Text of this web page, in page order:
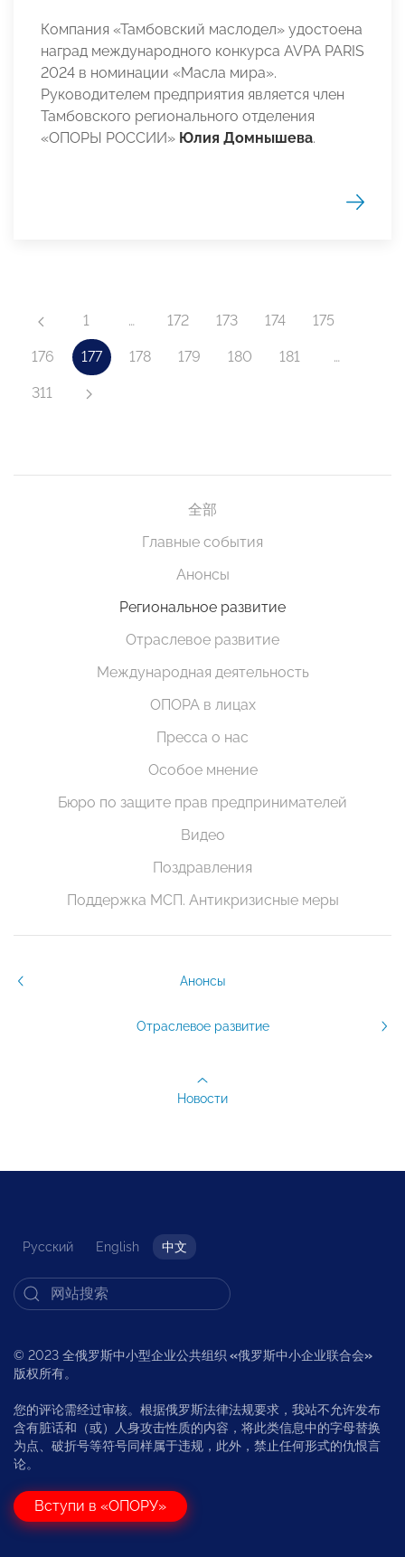
Компания «Тамбовский маслодел» удостоена
наград международного конкурса AVPA PARIS
2024 в номинации «Масла мира».
Руководителем предприятия является член
Тамбовского регионального отделения
«ОПОРЫ РОССИИ» Юлия Домнышева.
1 … 172 173 174 175
176 177 178 179 180 181 …
311
全部
Главные события
Анонсы
Региональное развитие
Отраслевое развитие
Международная деятельность
ОПОРА в лицах
Пресса о нас
Особое мнение
Бюро по защите прав предпринимателей
Видео
Поздравления
Поддержка МСП. Антикризисные меры
Анонсы
Отраслевое развитие
Новости
Русский English 中文
© 2023 全俄罗斯中小型企业公共组织 «俄罗斯中小企业联合会»
版权所有。
您的评论需经过审核。根据俄罗斯法律法规要求，我站不允许发布
含有脏话和（或）人身攻击性质的内容，将此类信息中的字母替换
为点、破折号等符号同样属于违规，此外，禁止任何形式的仇恨言
论。
Вступи в «ОПОРУ»